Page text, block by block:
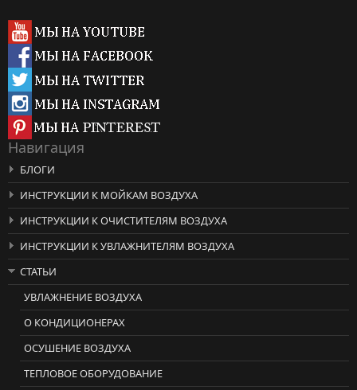
Навигация
БЛОГИ
ИНСТРУКЦИИ К МОЙКАМ ВОЗДУХА
ИНСТРУКЦИИ К ОЧИСТИТЕЛЯМ ВОЗДУХА
ИНСТРУКЦИИ К УВЛАЖНИТЕЛЯМ ВОЗДУХА
СТАТЬИ
УВЛАЖНЕНИЕ ВОЗДУХА
О КОНДИЦИОНЕРАХ
ОСУШЕНИЕ ВОЗДУХА
ТЕПЛОВОЕ ОБОРУДОВАНИЕ